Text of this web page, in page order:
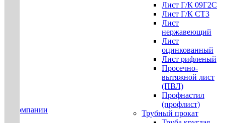
О компании
Лист Г/К 09Г2С
Лист Г/К СТ3
Лист
нержавеющий
Лист
оцинкованный
Лист рифленый
Просечно-
вытяжной лист
(ПВЛ)
Профнастил
(профлист)
Трубный прокат